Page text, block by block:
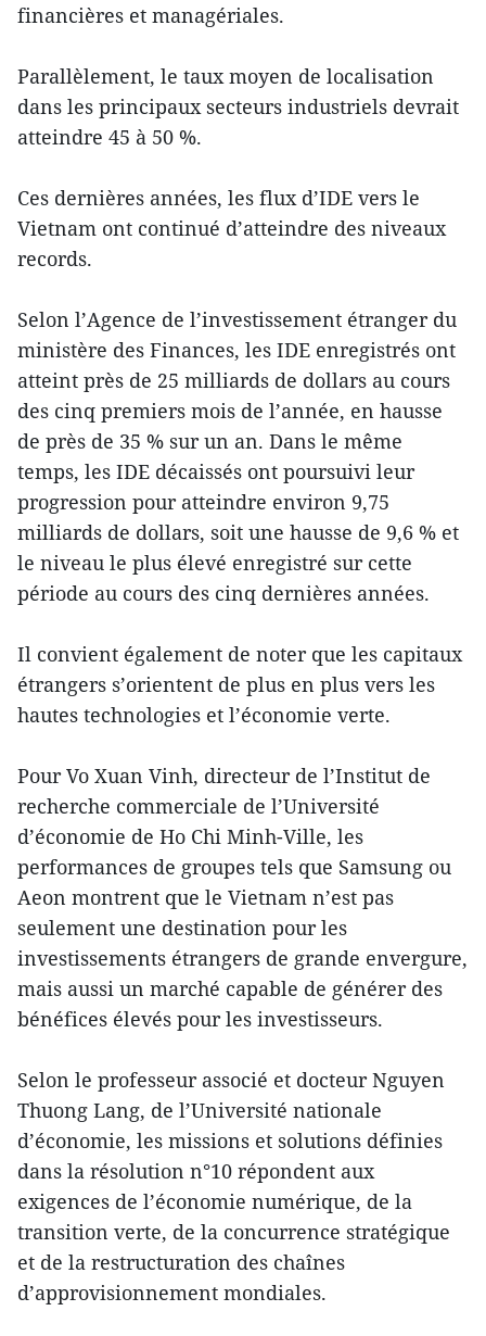
financières et managériales.
Parallèlement, le taux moyen de localisation
dans les principaux secteurs industriels devrait
atteindre 45 à 50 %.
Ces dernières années, les flux d’IDE vers le
Vietnam ont continué d’atteindre des niveaux
records.
Selon l’Agence de l’investissement étranger du
ministère des Finances, les IDE enregistrés ont
atteint près de 25 milliards de dollars au cours
des cinq premiers mois de l’année, en hausse
de près de 35 % sur un an. Dans le même
temps, les IDE décaissés ont poursuivi leur
progression pour atteindre environ 9,75
milliards de dollars, soit une hausse de 9,6 % et
le niveau le plus élevé enregistré sur cette
période au cours des cinq dernières années.
Il convient également de noter que les capitaux
étrangers s’orientent de plus en plus vers les
hautes technologies et l’économie verte.
Pour Vo Xuan Vinh, directeur de l’Institut de
recherche commerciale de l’Université
d’économie de Ho Chi Minh-Ville, les
performances de groupes tels que Samsung ou
Aeon montrent que le Vietnam n’est pas
seulement une destination pour les
investissements étrangers de grande envergure,
mais aussi un marché capable de générer des
bénéfices élevés pour les investisseurs.
Selon le professeur associé et docteur Nguyen
Thuong Lang, de l’Université nationale
d’économie, les missions et solutions définies
dans la résolution n°10 répondent aux
exigences de l’économie numérique, de la
transition verte, de la concurrence stratégique
et de la restructuration des chaînes
d’approvisionnement mondiales.